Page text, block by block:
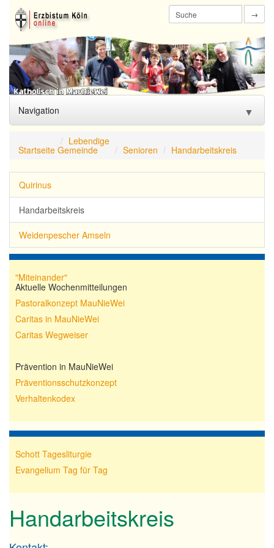
→
Navigation ▼
Lebendige
Gemeinde
Familien-
zentrum
▼
Begleitung/ ▼
Ihre Mithilfe
Veranstaltungen
Archiv
Startseite
Lebendige
Gemeinde Senioren Handarbeitskreis
Quirinus
Handarbeitskreis
Weidenpescher Amseln
"Miteinander"
Aktuelle Wochenmitteilungen
Pastoralkonzept MauNieWei
Caritas in MauNieWei
Caritas Wegweiser
Prävention in MauNieWei
Präventionsschutzkonzept
Verhaltenkodex
Schott Tagesliturgie
Evangelium Tag für Tag
Handarbeitskreis